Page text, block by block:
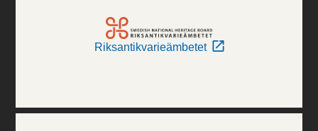
Riksantikvarieämbetet